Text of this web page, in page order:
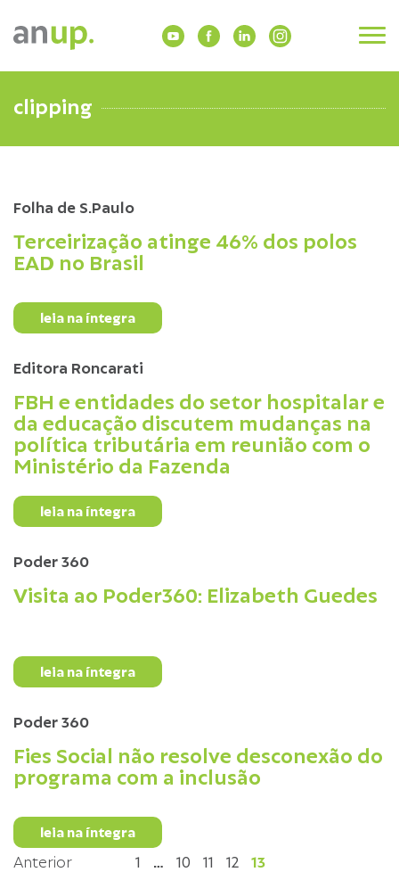
clipping
Folha de S.Paulo
Terceirização atinge 46% dos polos
EAD no Brasil
leia na íntegra
Editora Roncarati
FBH e entidades do setor hospitalar e
da educação discutem mudanças na
política tributária em reunião com o
Ministério da Fazenda
leia na íntegra
Poder 360
Visita ao Poder360: Elizabeth Guedes
leia na íntegra
Poder 360
Fies Social não resolve desconexão do
programa com a inclusão
leia na íntegra
Anterior 1 … 10 11 12 13